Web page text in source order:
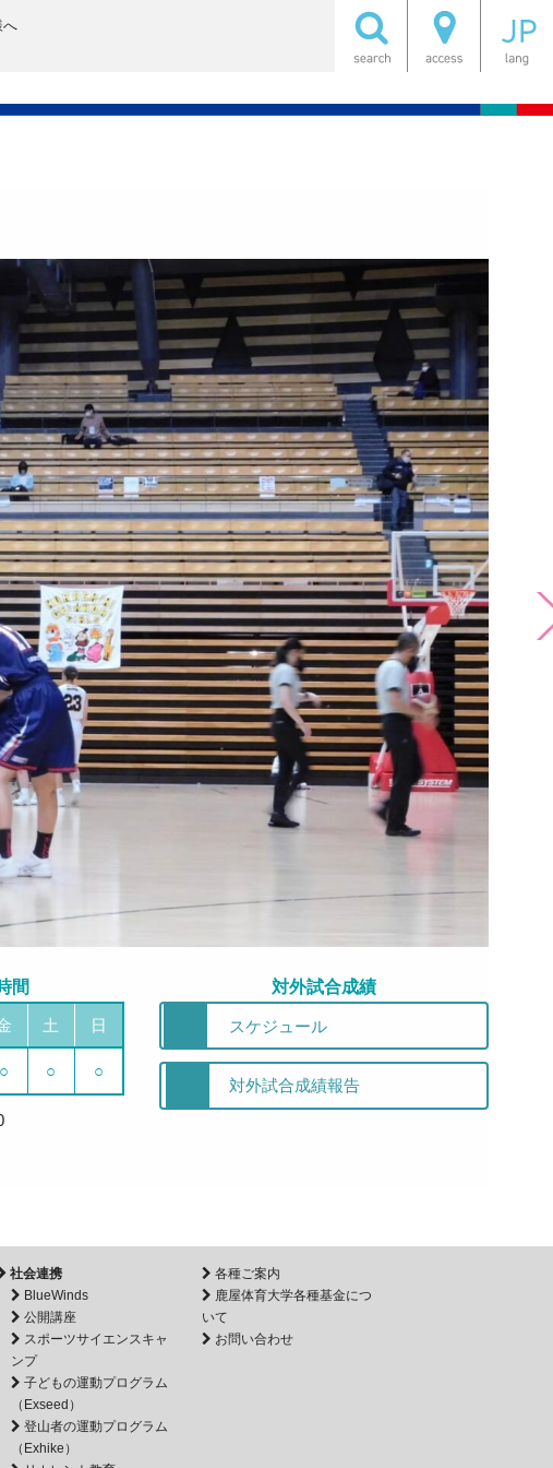
へ
間
土 日
○ ○ ○
対外試合成績
スケジュール
対外試合成績報告
社会連携
BlueWinds
公開講座
スポーツサイエンスキャ
ンプ
子どもの運動プログラム
（Exseed）
登山者の運動プログラム
（Exhike）
各種ご案内
鹿屋体育大学各種基金につ
いて
お問い合わせ